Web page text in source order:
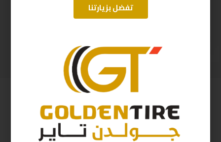
( شامل الضريبة ) 383ر.س 345
تفضل بزيارتنا